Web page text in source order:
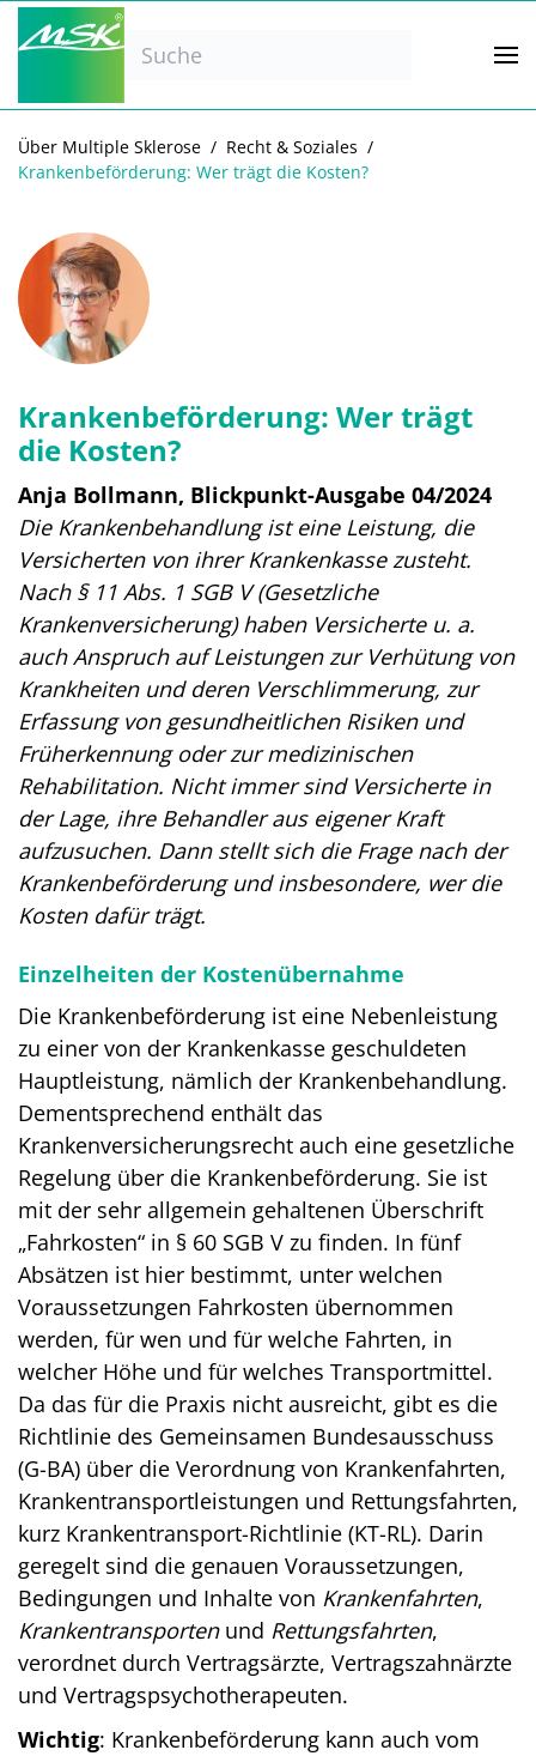
Zum Hauptinhalt springen
Über Multiple Sklerose
Recht & Soziales
Krankenbeförderung: Wer trägt die Kosten?
Krankenbeförderung: Wer trägt
die Kosten?
Anja Bollmann, Blickpunkt-Ausgabe 04/2024
Die Krankenbehandlung ist eine Leistung, die
Versicherten von ihrer Krankenkasse zusteht.
Nach § 11 Abs. 1 SGB V (Gesetzliche
Krankenversicherung) haben Versicherte u. a.
auch Anspruch auf Leistungen zur Verhütung von
Krankheiten und deren Verschlimmerung, zur
Erfassung von gesundheitlichen Risiken und
Früherkennung oder zur medizinischen
Rehabilitation. Nicht immer sind Versicherte in
der Lage, ihre Behandler aus eigener Kraft
aufzusuchen. Dann stellt sich die Frage nach der
Krankenbeförderung und insbesondere, wer die
Kosten dafür trägt.
Einzelheiten der Kostenübernahme
Die Krankenbeförderung ist eine Nebenleistung
zu einer von der Krankenkasse geschuldeten
Hauptleistung, nämlich der Krankenbehandlung.
Dementsprechend enthält das
Krankenversicherungsrecht auch eine gesetzliche
Regelung über die Krankenbeförderung. Sie ist
mit der sehr allgemein gehaltenen Überschrift
„Fahrkosten“ in § 60 SGB V zu finden. In fünf
Absätzen ist hier bestimmt, unter welchen
Voraussetzungen Fahrkosten übernommen
werden, für wen und für welche Fahrten, in
welcher Höhe und für welches Transportmittel.
Da das für die Praxis nicht ausreicht, gibt es die
Richtlinie des Gemeinsamen Bundesausschuss
(G-BA) über die Verordnung von Krankenfahrten,
Krankentransportleistungen und Rettungsfahrten,
kurz Krankentransport-Richtlinie (KT-RL). Darin
geregelt sind die genauen Voraussetzungen,
Bedingungen und Inhalte von Krankenfahrten,
Krankentransportenund Rettungsfahrten,
verordnet durch Vertragsärzte, Vertragszahnärzte
und Vertragspsychotherapeuten.
Wichtig: Krankenbeförderung kann auch vom